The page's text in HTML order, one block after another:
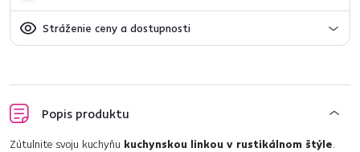
Stráženie ceny a dostupnosti
Popis produktu
Zútulnite svoju kuchyňu kuchynskou linkou v rustikálnom štýle.